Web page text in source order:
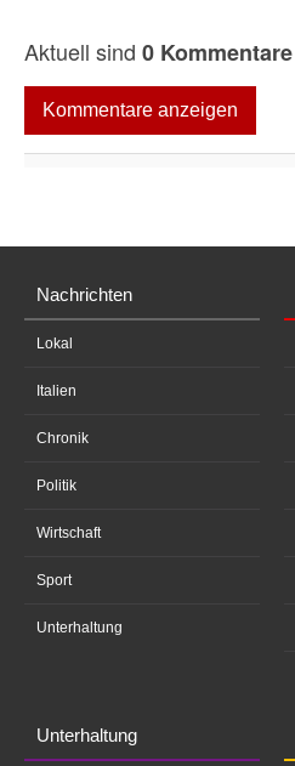
Aktuell sind 0 Kommentare
Kommentare anzeigen
Nachrichten
Lokal
Italien
Chronik
Politik
Wirtschaft
Sport
Unterhaltung
Unterhaltung